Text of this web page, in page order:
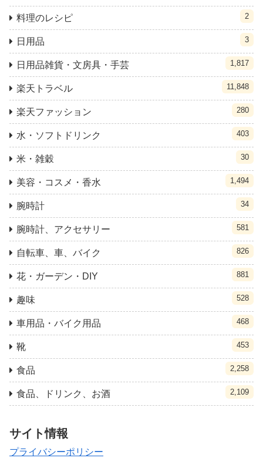
料理のレシピ 2
日用品 3
日用品雑貨・文房具・手芸 1,817
楽天トラベル 11,848
楽天ファッション 280
水・ソフトドリンク 403
米・雑穀 30
美容・コスメ・香水 1,494
腕時計 34
腕時計、アクセサリー 581
自転車、車、バイク 826
花・ガーデン・DIY 881
趣味 528
車用品・バイク用品 468
靴 453
食品 2,258
食品、ドリンク、お酒 2,109
サイト情報
プライバシーポリシー